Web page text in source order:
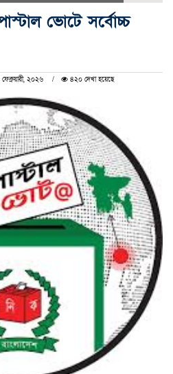
ভোটে সর্বোচ্চ
২০২৬ ৪২০ দেখা হয়েছে